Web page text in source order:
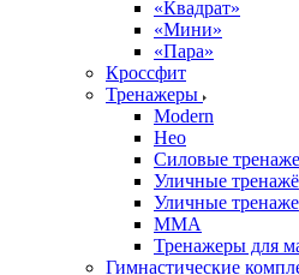
«Квадрат»
«Мини»
«Пара»
Кроссфит
Тренажеры
Modern
Нео
Силовые
Уличные
Уличные
ММА
Тренажеры для
Гимнастические